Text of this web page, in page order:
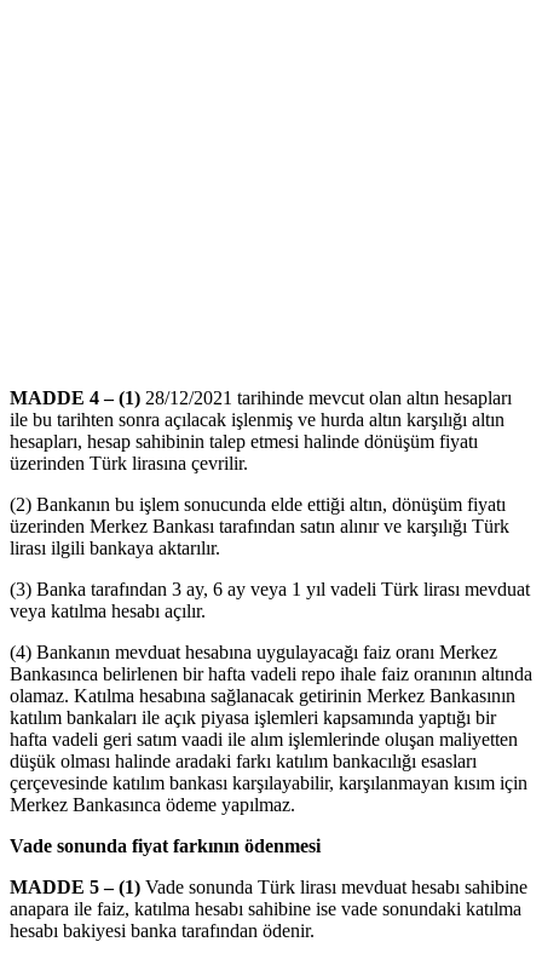
MADDE 4 – (1) 28/12/2021 tarihinde mevcut olan altın hesapları
ile bu tarihten sonra açılacak işlenmiş ve hurda altın karşılığı altın
hesapları, hesap sahibinin talep etmesi halinde dönüşüm fiyatı
üzerinden Türk lirasına çevrilir.
(2) Bankanın bu işlem sonucunda elde ettiği altın, dönüşüm fiyatı
üzerinden Merkez Bankası tarafından satın alınır ve karşılığı Türk
lirası ilgili bankaya aktarılır.
(3) Banka tarafından 3 ay, 6 ay veya 1 yıl vadeli Türk lirası mevduat
veya katılma hesabı açılır.
(4) Bankanın mevduat hesabına uygulayacağı faiz oranı Merkez
Bankasınca belirlenen bir hafta vadeli repo ihale faiz oranının altında
olamaz. Katılma hesabına sağlanacak getirinin Merkez Bankasının
katılım bankaları ile açık piyasa işlemleri kapsamında yaptığı bir
hafta vadeli geri satım vaadi ile alım işlemlerinde oluşan maliyetten
düşük olması halinde aradaki farkı katılım bankacılığı esasları
çerçevesinde katılım bankası karşılayabilir, karşılanmayan kısım için
Merkez Bankasınca ödeme yapılmaz.
Vade sonunda fiyat farkının ödenmesi
MADDE 5 – (1) Vade sonunda Türk lirası mevduat hesabı sahibine
anapara ile faiz, katılma hesabı sahibine ise vade sonundaki katılma
hesabı bakiyesi banka tarafından ödenir.